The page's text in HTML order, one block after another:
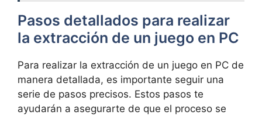
Pasos‌ detallados‍ para realizar
la extracción ⁢de un juego en PC
Para realizar la extracción ‍de un juego en‌ PC de
manera detallada,⁢ es⁢ importante seguir una
⁢serie de pasos precisos. Estos pasos te
⁢ayudarán a asegurarte de​ que el⁣ proceso⁣ se⁢